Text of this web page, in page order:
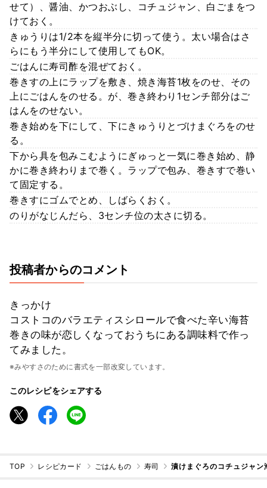
せて）、醤油、かつおぶし、コチュジャン、白ごまをつ
けておく。
きゅうりは1/2本を縦半分に切って使う。太い場合はさ
らにもう半分にして使用してもOK。
ごはんに寿司酢を混ぜておく。
巻きすの上にラップを敷き、焼き海苔1枚をのせ、その
上にごはんをのせる。が、巻き終わり1センチ部分はご
はんをのせない。
巻き始めを下にして、下にきゅうりとづけまぐろをのせ
る。
下から具を包みこむようにぎゅっと一気に巻き始め、静
かに巻き終わりまで巻く。ラップで包み、巻きすで巻い
て固定する。
巻きすにゴムでとめ、しばらくおく。
のりがなじんだら、3センチ位の太さに切る。
投稿者からのコメント
きっかけ
コストコのバラエティスシロールで食べた辛い海苔
巻きの味が恋しくなっておうちにある調味料で作っ
てみました。
※みやすさのために書式を一部改変しています。
このレシピをシェアする
TOP レシピカード ごはんもの 寿司 漬けまぐろのコチュジャ